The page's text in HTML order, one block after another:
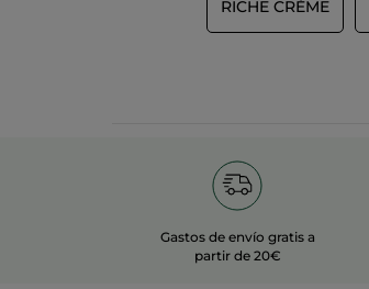
RICHE CRÈME
Gastos de envío gratis a
partir de 20€